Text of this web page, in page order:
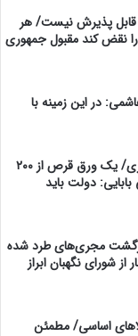
قابل پذیرش نیست/ هر
نقض کند مقبول جمهوری
در این زمینه با
حمله یک نماینده مجلس به دولت در جلسه وبیناری/ یک ورق قرص از ۲۰۰
بابایی: دولت باید
مجری‌های طرد شده
و سیما/ بعد از رد صلاحیت، رهبر شهید ۳ بار از شورای نگهبان ابراز
اساسی/ مطمئن